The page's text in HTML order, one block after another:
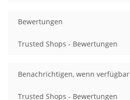
Bewertungen
Trusted Shops - Bewertungen
Benachrichtigen, wenn verfügbar
Trusted Shops - Bewertungen